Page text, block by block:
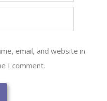
email, and website in
I comment.